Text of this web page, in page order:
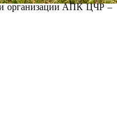
организации АПК ЦЧР –